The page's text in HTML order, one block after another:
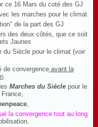
ce 16 Mars du coté des GJ
les marches pour le climat.
de la part des GJ
des deux côtés, que ce soit
Jaunes
du Siècle pour le climat (voir
de convergenceavant la
.
Marches du Siècle pour le
,
la convergence tout au long